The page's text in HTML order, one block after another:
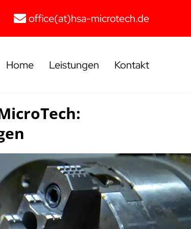
office(at)hsa-microtech.de
Home Leistungen Kontakt